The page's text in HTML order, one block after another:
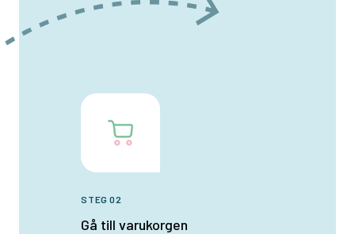
STEG 02
Gå till varukorgen